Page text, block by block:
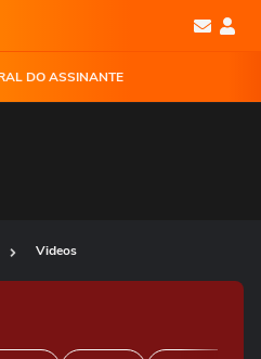
DO ASSINANTE
Videos